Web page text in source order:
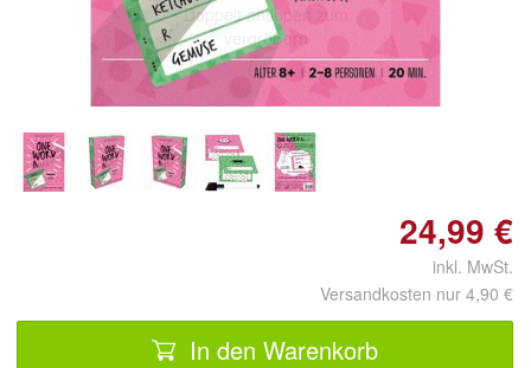
Doppelt antippen zum
vergrößern
24,99 €
inkl. MwSt.
Versandkosten nur 4,90 €
In den Warenkorb